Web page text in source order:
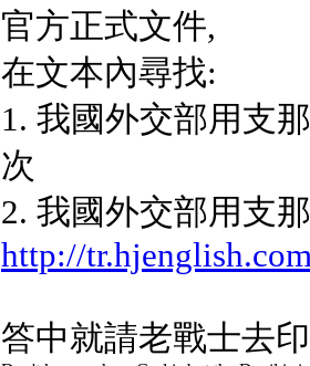
官方正式文件,
在文本內尋找:
1. 我國外交部用支
次
2. 我國外交部用支
http://
答中就請老戰士去